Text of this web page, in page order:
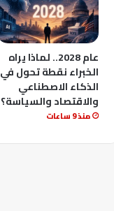
عام 2028.. لماذا يراه
الخبراء نقطة تحول في
الذكاء الاصطناعي
والاقتصاد والسياسة؟
منذ 9 ساعات